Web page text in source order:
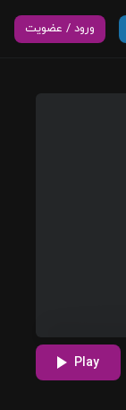
ورود / عضویت
Play